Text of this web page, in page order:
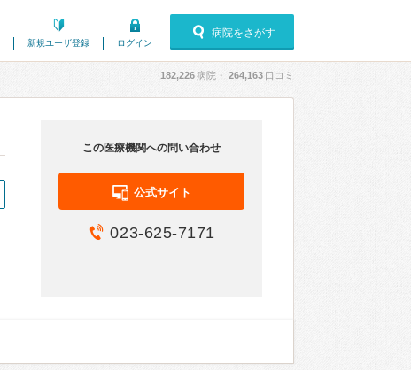
新規ユーザ登録 ログイン
病院をさがす
182,226病院・ 264,163 口コミ
この医療機関への問い合わせ
公式サイト
023-625-7171